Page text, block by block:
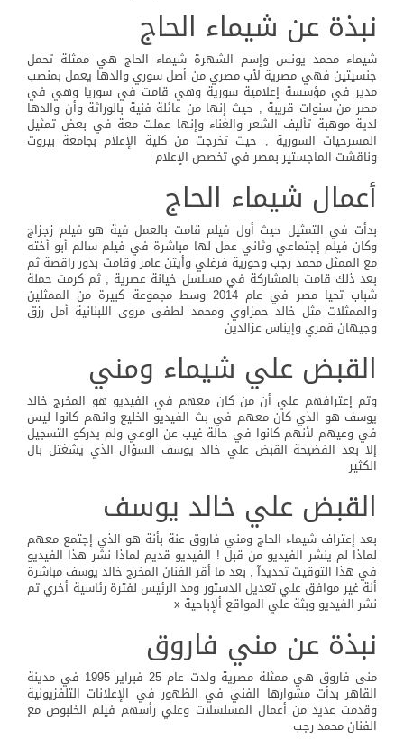
نبذة عن شيماء الحاج
شيماء محمد يونس وإسم الشهرة شيماء الحاج هي ممثلة تحمل
جنسيتين فهي مصرية لأب مصري من أصل سوري والدها يعمل بمنصب
مدير في مؤسسة إعلامية سورية وهي قامت في سوريا وهي في
مصر من سنوات قريبة , حيث إنها من عائلة فنية بالوراثة وأن والدها
لدية موهبة تأليف الشعر والغناء وإنها عملت معة في بعض تمثيل
المسرحيات السورية , حيث تخرجت من كلية الإعلام بجامعة بيروت
وناقشت الماجستير بمصر في تخصص الإعلام
أعمال شيماء الحاج
بدأت في التمثيل حيث أول فيلم قامت بالعمل فية هو فيلم زجزاج
وكان فيلم إجتماعي وثاني عمل لها مباشرة في فيلم سالم أبو أخته
مع الممثل محمد رجب وحورية فرغلي وأيتن عامر وقامت بدور راقصة ثم
بعد ذلك قامت بالمشاركة في مسلسل خيانة عصرية , ثم كرمت حملة
شباب تحيا مصر في عام 2014 وسط مجموعة كبيرة من الممثلين
والممثلات مثل خالد حمزاوي ومحمد لطفى مروى اللبنانية أمل رزق
وجيهان قمري وإيناس عزالدين
القبض علي شيماء ومني
وتم إعترافهم علي أن من كان معهم في الفيديو هو المخرج خالد
يوسف هو الذي كان معهم في بث الفيديو الخليع وانهم كانوا ليس
في وعيهم لأنهم كانوا في حالة غيب عن الوعي ولم يدركو التسجيل
إلا بعد الفضيحة القبض علي خالد يوسف السؤال الذي يشغتل بال
الكثير
القبض علي خالد يوسف
بعد إعتراف شيماء الحاج ومني فاروق عنة بأنة هو الذي إجتمع معهم
لماذا لم ينشر الفيديو من قبل ! الفيديو قديم لماذا نشر هذا الفيديو
في هذا التوقيت تحديدآ , بعد ما أقر الفنان المخرج خالد يوسف مباشرة
أنة غير موافق علي تعديل الدستور ومد الرئيس لفترة رئاسية أخري تم
نشر الفيديو وبثة علي المواقع ألإباحية x
نبذة عن مني فاروق
منى فاروق هي ممثلة مصرية ولدت عام 25 فبراير 1995 في مدينة
القاهر بدأت مشوارها الفني في الظهور في الإعلانات التلفزيونية
وقدمت عديد من أعمال المسلسلات وعلي رأسهم فيلم الخلبوص مع
الفنان محمد رجب